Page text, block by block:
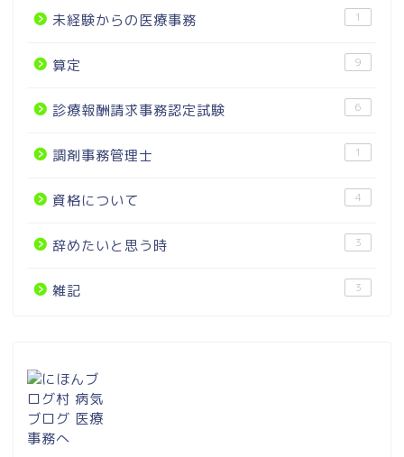
未経験からの医療事務 1
算定 9
診療報酬請求事務認定試験 6
調剤事務管理士 1
資格について 4
辞めたいと思う時 3
雑記 3